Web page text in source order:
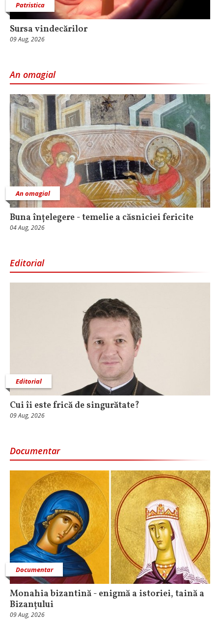
Patristica
Sursa vindecărilor
09 Aug, 2026
An omagial
An omagial
Buna înțelegere - temelie a căsniciei fericite
04 Aug, 2026
Editorial
Editorial
Cui îi este frică de singurătate?
09 Aug, 2026
Documentar
Documentar
Monahia bizantină - enigmă a istoriei, taină a
Bizanțului
09 Aug, 2026